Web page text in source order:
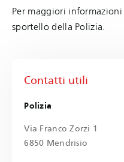
Per maggiori
sportello della Polizia.
Contatti utili
Polizia
Via Franco Zorzi 1
6850 Mendrisio